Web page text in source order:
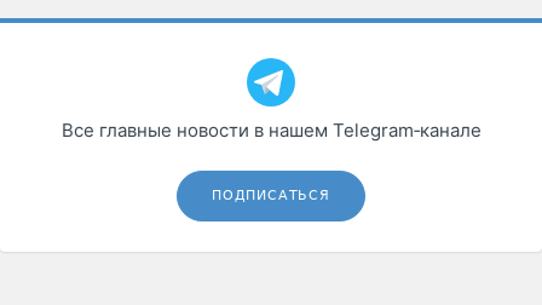
Все главные новости в нашем Telegram‑канале
ПОДПИСАТЬСЯ